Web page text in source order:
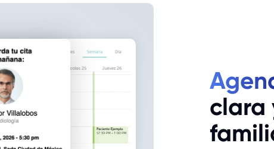
clara